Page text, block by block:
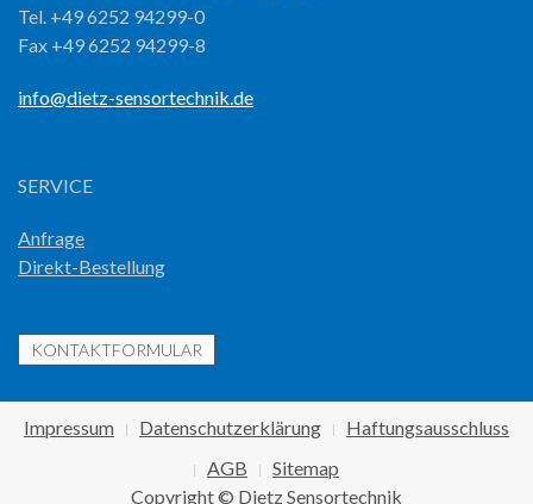
Tel. +49 6252 94299-0
Fax +49 6252 94299-8
info@dietz-sensortechnik.de
SERVICE
Anfrage
Direkt-Bestellung
KONTAKTFORMULAR
Impressum Datenschutzerklärung
Haftungsausschluss
AGB
Sitemap
Copyright © Dietz Sensortechnik